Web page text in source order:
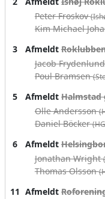
Peter Froskov
Kim Michael
3 Afmeldt
Jacob
Poul Bramsen
5 AfmeldtHalmstad
Olle Andersson
Daniel Böcker
6 Afmeldt
Jonathan Wright
Thomas Olsson
11 Afmeldt